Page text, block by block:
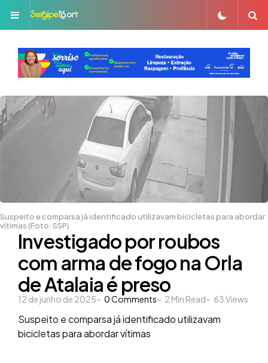
Menu
Suspeito e comparsa já identificado utilizavam bicicletas para abordar
vítimas (Foto: SSP)
Investigado por roubos
com arma de fogo na Orla
de Atalaia é preso
12 de junho de 2025 0Comments 2 Min Read 63Views
Suspeito e comparsa já identificado utilizavam
bicicletas para abordar vítimas